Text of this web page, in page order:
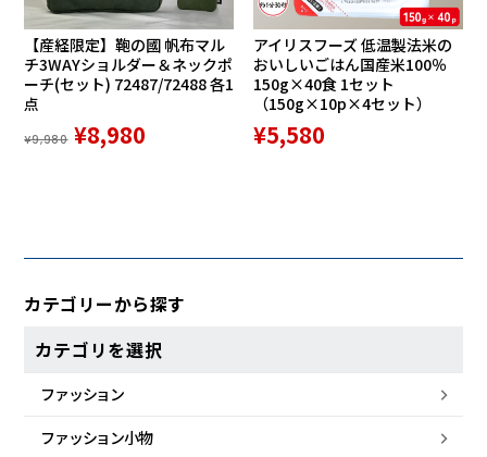
カテゴリーから探す
カテゴリを選択
ファッション
ファッション小物
【産経限定】鞄の國 帆布マル
チ3WAYショルダー＆ネックポ
ーチ(セット) 72487/72488 各1
点
¥9,980 ¥8,980
アイリスフーズ 低温製法米の
おいしいごはん国産米100％
150g×40食 1セット
（150g×10p×4セット）
¥5,580